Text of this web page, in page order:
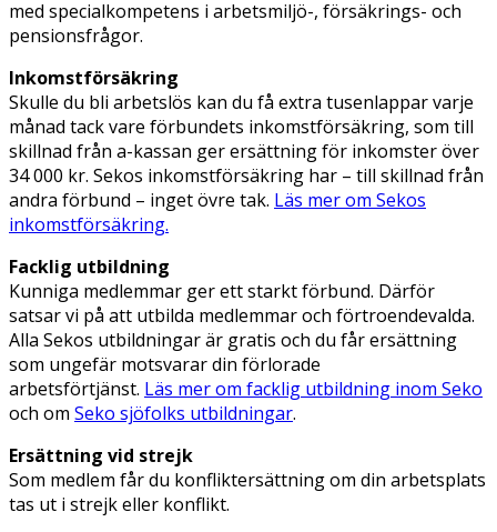
med specialkompetens i arbetsmiljö-, försäkrings- och
pensionsfrågor.
Inkomstförsäkring
Skulle du bli arbetslös kan du få extra tusenlappar varje
månad tack vare förbundets inkomstförsäkring, som till
skillnad från a-kassan ger ersättning för inkomster över
34 000 kr. Sekos inkomstförsäkring har – till skillnad från
andra förbund – inget övre tak. Läs mer om Sekos
inkomstförsäkring.
Facklig utbildning
Kunniga medlemmar ger ett starkt förbund. Därför
satsar vi på att utbilda medlemmar och förtroendevalda.
Alla Sekos utbildningar är gratis och du får ersättning
som ungefär motsvarar din förlorade
arbetsförtjänst. Läs mer om facklig utbildning inom Seko
och om Seko sjöfolks utbildningar.
Ersättning vid strejk
Som medlem får du konfliktersättning om din arbetsplats
tas ut i strejk eller konflikt.